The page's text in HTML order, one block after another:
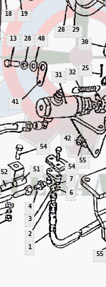
1
2
3
4
6
7
13
18 19
25
28
28
29
30
31 32
41
42
48
51
52
54
54
55
55